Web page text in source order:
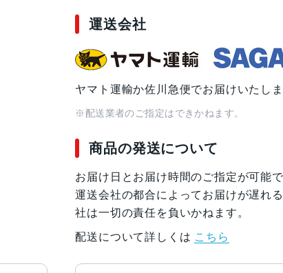
搭載センサー
ジャイロセンサー,
SIMスロット数 シングルSIM+eSIM
前面カメラ解像度 1,200万画素
運送会社
ヤマト運輸か佐川急便でお届けいたしま
※配送業者のご指定はできかねます。
商品の発送について
お届け日とお届け時間のご指定が可能で
運送会社の都合によってお届けが遅れ
社は一切の責任を負いかねます。
配送について詳しくは こちら